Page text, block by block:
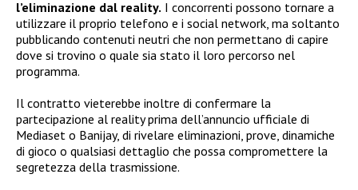
l’eliminazione dal reality. I concorrenti possono tornare a
utilizzare il proprio telefono e i social network, ma soltanto
pubblicando contenuti neutri che non permettano di capire
dove si trovino o quale sia stato il loro percorso nel
programma.
Il contratto vieterebbe inoltre di confermare la
partecipazione al reality prima dell’annuncio ufficiale di
Mediaset o Banijay, di rivelare eliminazioni, prove, dinamiche
di gioco o qualsiasi dettaglio che possa compromettere la
segretezza della trasmissione.